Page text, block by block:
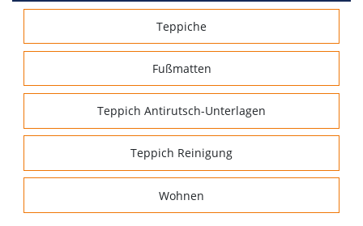
Teppiche
Fußmatten
Teppich Antirutsch-Unterlagen
Teppich Reinigung
Wohnen